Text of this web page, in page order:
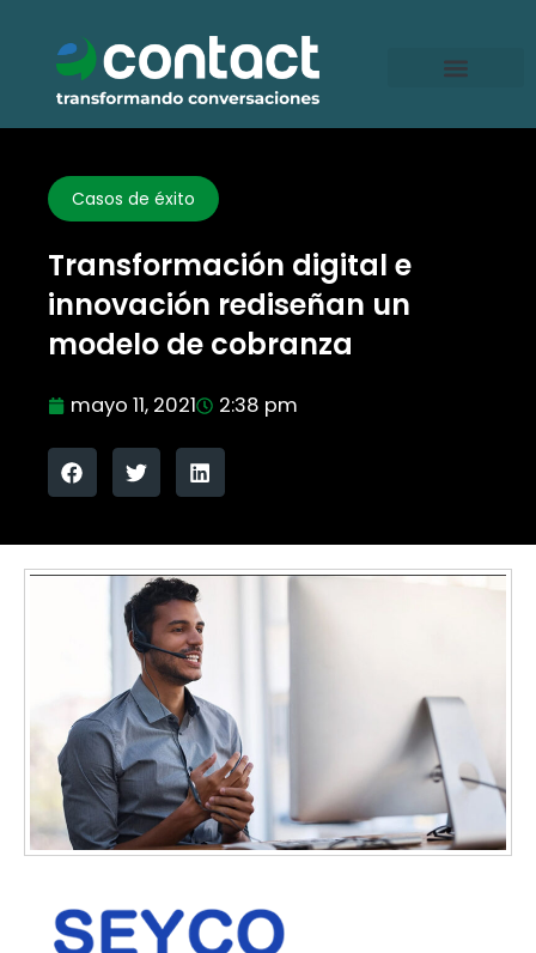
contenido
Casos de éxito
Transformación digital e
innovación rediseñan un
modelo de cobranza
mayo 11, 2021 2:38 pm